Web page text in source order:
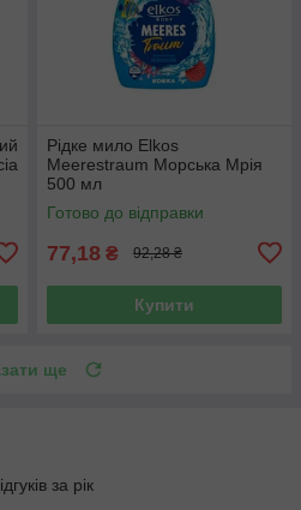
Рідке мило Elkos
Meerestraum Морська Мрія
500 мл
Готово до відправки
77,18 ₴ 92,28 ₴
Купити
ще
за рік